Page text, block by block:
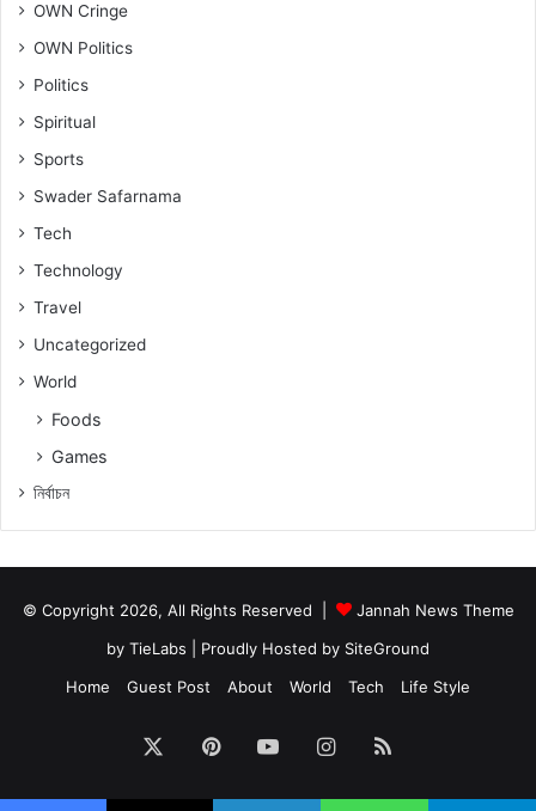
OWN Cringe
OWN Politics
Politics
Spiritual
Sports
Swader Safarnama
Tech
Technology
Travel
Uncategorized
World
Foods
Games
নিৰ্বাচন
© Copyright 2026, All Rights Reserved |
Jannah News Theme
by TieLabs | Proudly Hosted by SiteGround
Home
Guest Post About World Tech Life Style
PinterestYouTubeInstagram